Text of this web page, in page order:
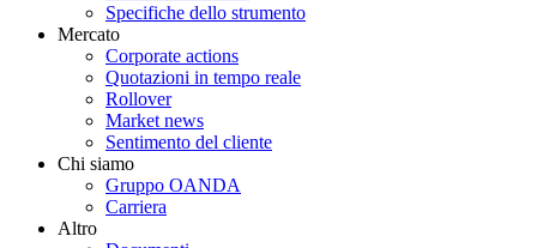
Specifiche dello strumento
Mercato
Corporate actions
Quotazioni in tempo reale
Rollover
Market news
Sentimento del cliente
Chi siamo
Gruppo OANDA
Carriera
Altro